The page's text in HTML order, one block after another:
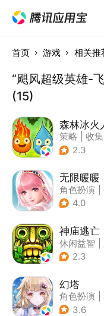
首页 游戏 相关推
“飓风超级英雄-
(15)
森林冰火
策略 收集
| 儿童游戏
2.3
无限暖暖
角色扮演
| 开放世界
4.0
神庙逃亡
休闲益智
| 欧美风
2.3
幻塔
角色扮演
| 奇幻
3.6